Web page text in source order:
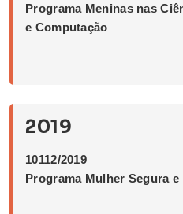
Programa Meninas nas
e Computação
2019
10112/2019
Programa Mulher Segura